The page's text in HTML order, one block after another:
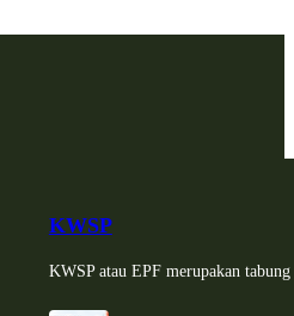
KWSP
KWSP atau EPF merupakan